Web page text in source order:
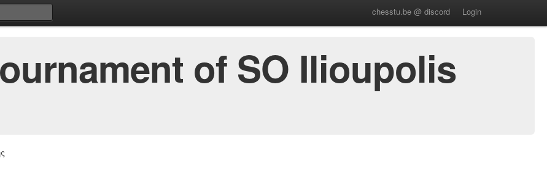
chesstu.be @ discord Login
of SO Ilioupolis